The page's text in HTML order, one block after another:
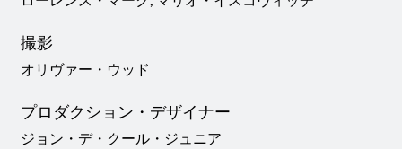
撮影
オリヴァー・ウッド
プロダクション・デザイナー
ジョン・デ・クール・ジュニア